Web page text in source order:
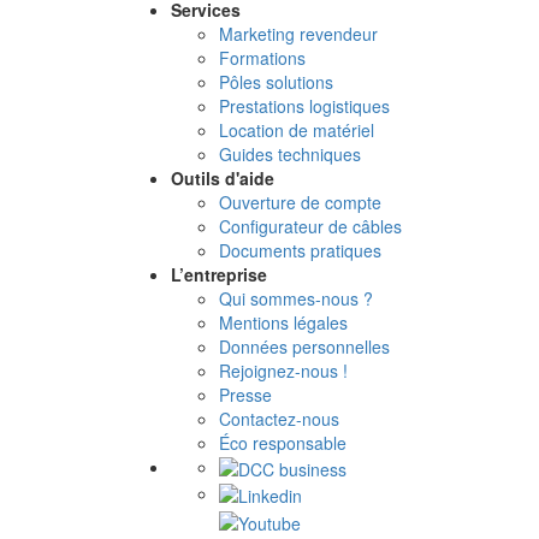
Services
Marketing revendeur
Formations
Pôles solutions
Prestations logistiques
Location de matériel
Guides techniques
Outils d'aide
Ouverture de compte
Configurateur de câbles
Documents pratiques
L’entreprise
Qui sommes-nous ?
Mentions légales
Données personnelles
Rejoignez-nous !
Presse
Contactez-nous
Éco responsable